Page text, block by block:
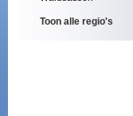
Toon alle regio's